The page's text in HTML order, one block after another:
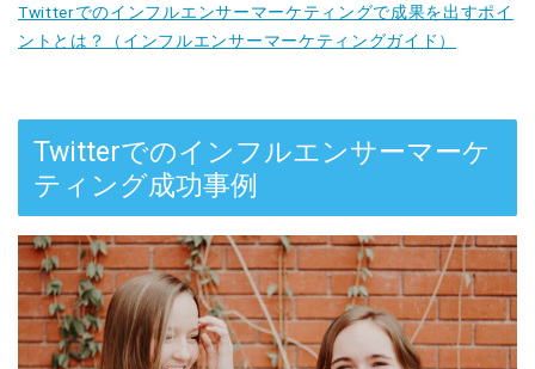
Twitterでのインフルエンサーマーケティングで成果を出すポイ
ントとは？（インフルエンサーマーケティングガイド）
Twitterでのインフルエンサーマーケ
ティング成功事例